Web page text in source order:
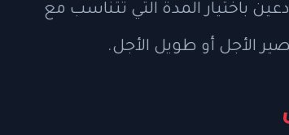
باختيار المدة التي تتناسب مع
الأجل أو طويل الأجل.